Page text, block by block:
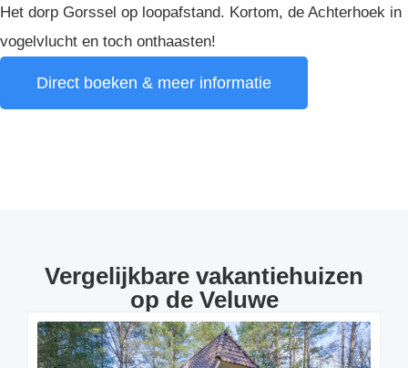
Het dorp Gorssel op loopafstand. Kortom, de Achterhoek in
vogelvlucht en toch onthaasten!
Direct boeken & meer informatie
Vergelijkbare vakantiehuizen
op de Veluwe